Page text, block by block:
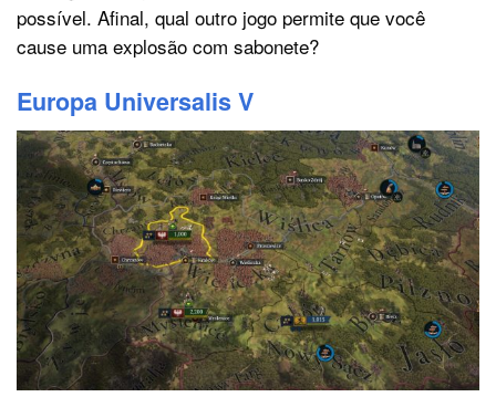
possível. Afinal, qual outro jogo permite que você
cause uma explosão com sabonete?
Europa Universalis V